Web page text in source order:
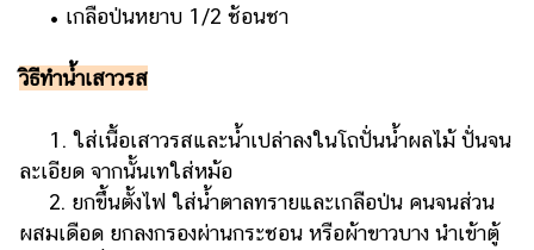
• เกลือป่นหยาบ 1/2 ช้อนชา
วิธีทำน้ำเสาวรส
1. ใส่เนื้อเสาวรสและน้ำเปล่าลงในโถปั่นน้ำผลไม้ ปั่นจน
ละเอียด จากนั้นเทใส่หม้อ
2. ยกขึ้นตั้งไฟ ใส่น้ำตาลทรายและเกลือป่น คนจนส่วน
ผสมเดือด ยกลงกรองผ่านกระชอน หรือผ้าขาวบาง นำเข้าตู้